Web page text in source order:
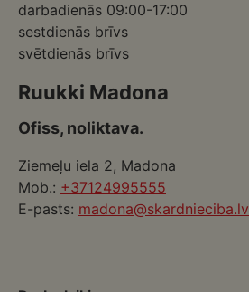
darbadienās 09:00-17:00
sestdienās brīvs
svētdienās brīvs
Ruukki Madona
Ofiss, noliktava.
Ziemeļu iela 2, Madona
Mob.: +37124995555
E-pasts: madona@skardnieciba.lv